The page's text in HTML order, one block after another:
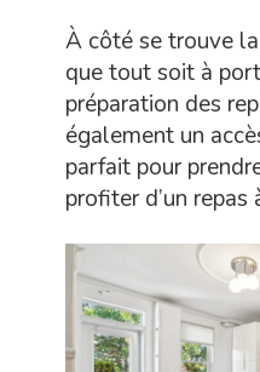
À côté se trouve
que tout soit à
préparation des
également un
parfait pour
profiter d’un repas